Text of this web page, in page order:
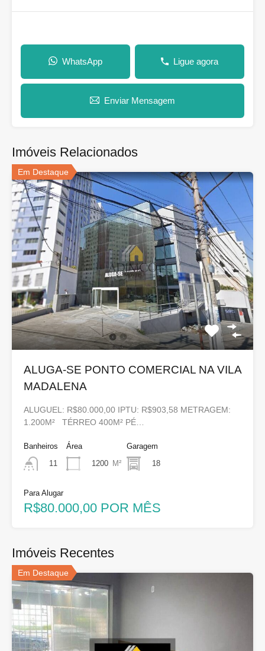
WhatsApp Ligue agora
Enviar Mensagem
Imóveis Relacionados
Em Destaque
ALUGA-SE PONTO COMERCIAL NA VILA
MADALENA
ALUGUEL: R$80.000,00 IPTU: R$903,58 METRAGEM:
1.200M² TÉRREO 400M² PÉ…
Banheiros
11
Área
1200 M²
Garagem
18
Para Alugar
R$80.000,00 POR MÊS
Imóveis Recentes
Em Destaque